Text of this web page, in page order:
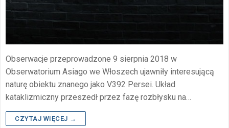
Obserwacje przeprowadzone 9 sierpnia 2018 w
Obserwatorium Asiago we Włoszech ujawniły interesującą
naturę obiektu znanego jako V392 Persei. Układ
kataklizmiczny przeszedł przez fazę rozbłysku na…
CZYTAJ WIĘCEJ →